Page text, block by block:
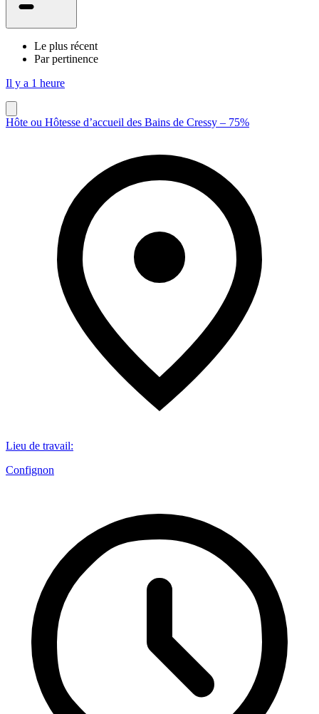
Le plus récent
Par pertinence
Il y a 1 heure
Hôte ou Hôtesse d’accueil des Bains de Cressy – 75%
Lieu de travail:
Confignon